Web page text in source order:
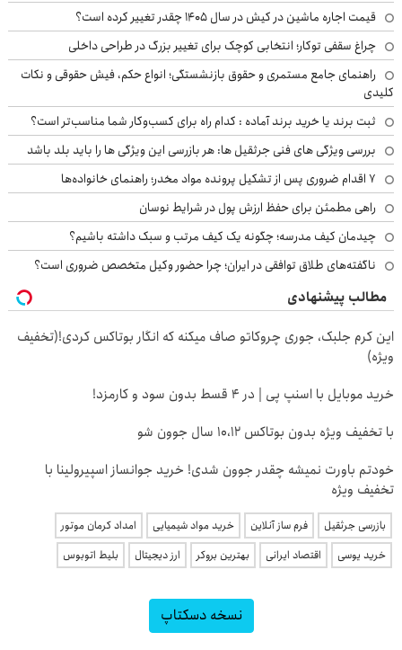
قیمت اجاره ماشین در کیش در سال ۱۴۰۵ چقدر تغییر کرده است؟
چراغ سقفی توکار؛ انتخابی کوچک برای تغییر بزرگ در طراحی داخلی
راهنمای جامع مستمری و حقوق بازنشستگی؛ انواع حکم، فیش حقوقی و نکات
کلیدی
ثبت برند یا خرید برند آماده : کدام راه برای کسب‌وکار شما مناسب‌تر است؟
بررسی ویژگی های فنی جرثقیل ها: هر بازرسی این ویژگی ها را باید بلد باشد
۷ اقدام ضروری پس از تشکیل پرونده مواد مخدر؛ راهنمای خانواده‌ها
راهی مطمئن برای حفظ ارزش پول در شرایط نوسان
چیدمان کیف مدرسه؛ چگونه یک کیف مرتب و سبک داشته باشیم؟
ناگفته‌های طلاق توافقی در ایران؛ چرا حضور وکیل متخصص ضروری است؟
مطالب پیشنهادی
این کرم جلبک، جوری چروکاتو صاف میکنه که انگار بوتاکس کردی!(تخفیف
ویژه)
خرید موبایل با اسنپ پی | در ۴ قسط بدون سود و کارمزد!
با تخفیف ویژه بدون بوتاکس ۱۰،۱۲ سال جوون شو
خودتم باورت نمیشه چقدر جوون شدی! خرید جوانساز اسپیرولینا با
تخفیف ویژه
بازرسی جرثقیل فرم ساز آنلاین خرید مواد شیمیایی
امداد کرمان موتور
خرید یوسی
اقتصاد ایرانی بهترین بروکر ارز دیجیتال بلیط اتوبوس
نسخه دسکتاپ